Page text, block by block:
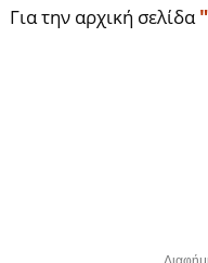
Για την αρχική σελίδα